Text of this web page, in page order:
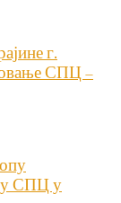
г.
СПЦ –
СПЦ у